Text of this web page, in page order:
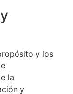
y los
la
y